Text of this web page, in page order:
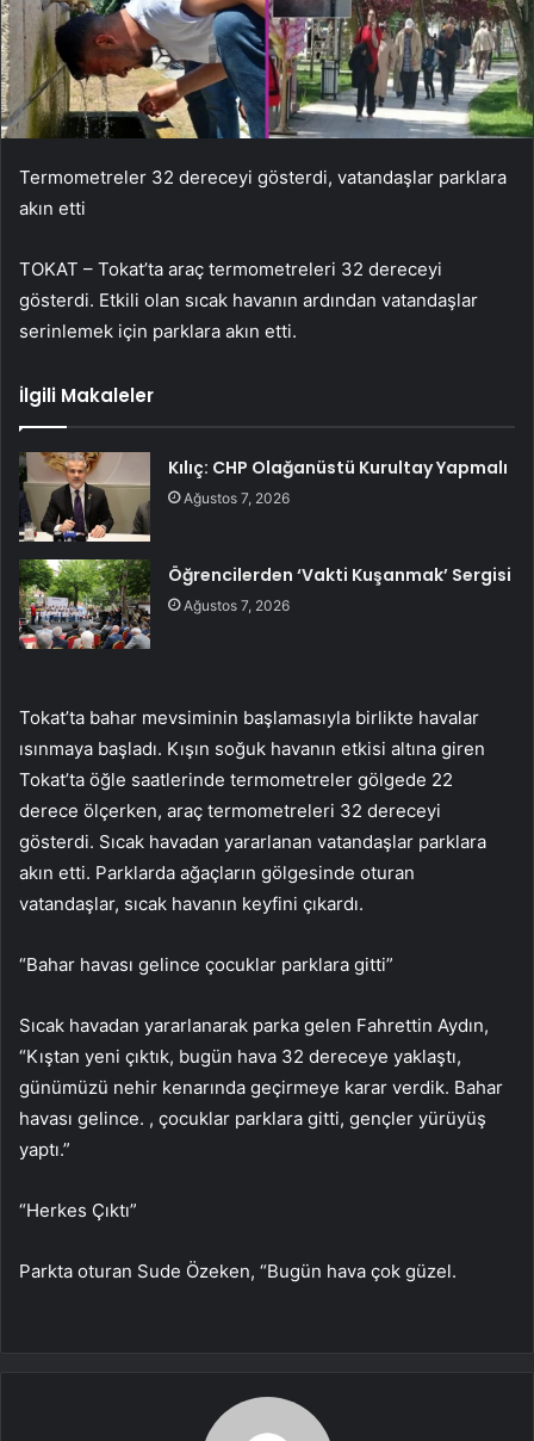
Termometreler 32 dereceyi gösterdi, vatandaşlar parklara
akın etti
TOKAT – Tokat’ta araç termometreleri 32 dereceyi
gösterdi. Etkili olan sıcak havanın ardından vatandaşlar
serinlemek için parklara akın etti.
İlgili Makaleler
Kılıç: CHP Olağanüstü Kurultay Yapmalı
Ağustos 7, 2026
Öğrencilerden ‘Vakti Kuşanmak’ Sergisi
Ağustos 7, 2026
Tokat’ta bahar mevsiminin başlamasıyla birlikte havalar
ısınmaya başladı. Kışın soğuk havanın etkisi altına giren
Tokat’ta öğle saatlerinde termometreler gölgede 22
derece ölçerken, araç termometreleri 32 dereceyi
gösterdi. Sıcak havadan yararlanan vatandaşlar parklara
akın etti. Parklarda ağaçların gölgesinde oturan
vatandaşlar, sıcak havanın keyfini çıkardı.
“Bahar havası gelince çocuklar parklara gitti”
Sıcak havadan yararlanarak parka gelen Fahrettin Aydın,
“Kıştan yeni çıktık, bugün hava 32 dereceye yaklaştı,
günümüzü nehir kenarında geçirmeye karar verdik. Bahar
havası gelince. , çocuklar parklara gitti, gençler yürüyüş
yaptı.”
“Herkes Çıktı”
Parkta oturan Sude Özeken, “Bugün hava çok güzel.